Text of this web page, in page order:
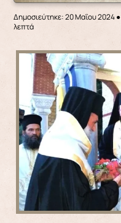
Δημοσιεύτηκε: 20 Μαΐου 2024●
λεπτά